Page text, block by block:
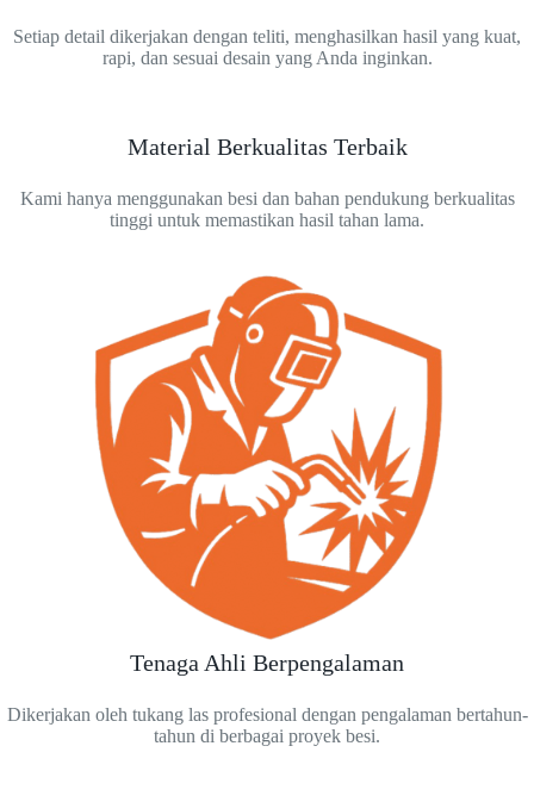
Setiap detail dikerjakan dengan teliti, menghasilkan hasil yang kuat,
rapi, dan sesuai desain yang Anda inginkan.
Material Berkualitas Terbaik
Kami hanya menggunakan besi dan bahan pendukung berkualitas
tinggi untuk memastikan hasil tahan lama.
Tenaga Ahli Berpengalaman
Dikerjakan oleh tukang las profesional dengan pengalaman bertahun-
tahun di berbagai proyek besi.